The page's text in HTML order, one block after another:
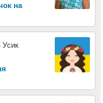
на
Усик